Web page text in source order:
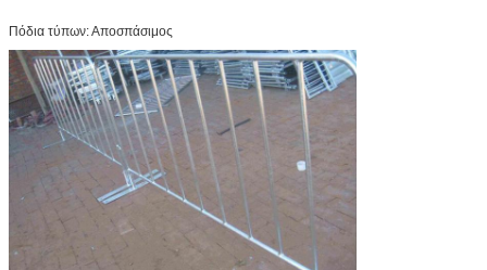
Πόδια τύπων: Αποσπάσιμος